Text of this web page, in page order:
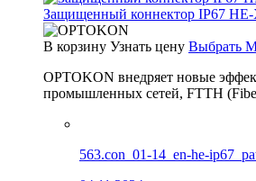
Защищенный коннектор IP67
В корзину Узнать цену Выбрать
OPTOKON внедряет новые
промышленных сетей, FTTH
563.con_01-14_en-he-